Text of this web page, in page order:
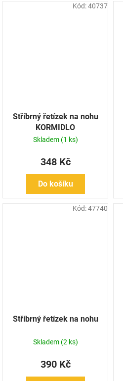
Stříbrný řetízek na nohu
KORMIDLO
Skladem (1 ks)
348 Kč
Do košíku
Kód:40737
Stříbrný řetízek na nohu
Skladem (2 ks)
390 Kč
Kód:47740